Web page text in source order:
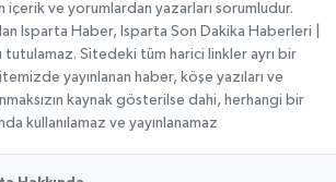
içerik ve yorumlardan yazarları sorumludur.
Isparta Haber, Isparta Son Dakika Haberleri |
tutulamaz. Sitedeki tüm harici linkler ayrı bir
yayınlanan haber, köşe yazıları ve
kaynak gösterilse dahi, herhangi bir
kullanılamaz ve yayınlanamaz